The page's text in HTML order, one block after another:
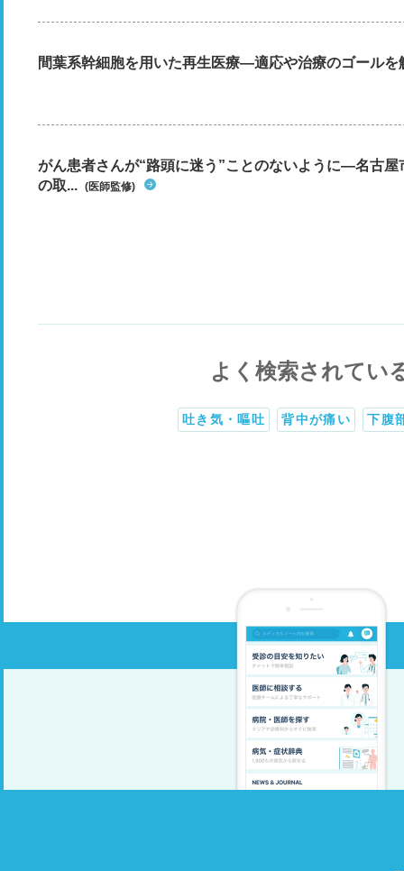
間葉系幹細胞を用いた再生医療―適応や治療のゴール
がん患者さんが“路頭に迷う”ことのないように―名古
の取... (医師監修)
よく検索されてい
吐き気・嘔吐 背中が痛い 下腹